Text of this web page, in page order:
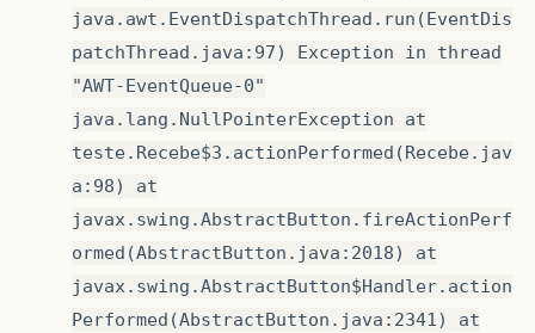
java.awt.EventDispatchThread.run(EventDis
patchThread.java:97) Exception in thread
"AWT-EventQueue-0"
java.lang.NullPointerException at
teste.Recebe$3.actionPerformed(Recebe.jav
a:98) at
javax.swing.AbstractButton.fireActionPerf
ormed(AbstractButton.java:2018) at
javax.swing.AbstractButton$Handler.action
Performed(AbstractButton.java:2341) at